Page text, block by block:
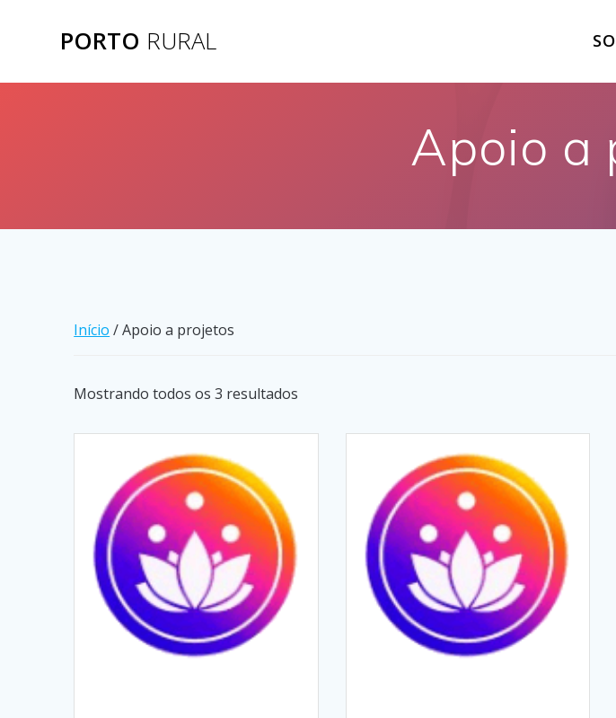
PORTO RURAL
Apoio a
Início / Apoio a projetos
Mostrando todos os 3 resultados